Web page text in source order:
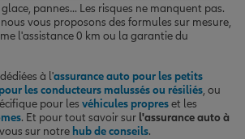
pannes... Les risques ne manquent pas.
vous proposons des formules sur mesure,
l'assistance 0 km ou la garantie du
à l'assurance auto pour les petits
les conducteurs malussés ou résiliés, ou
pour les véhicules propreset les
. Et pour tout savoir sur l'assurance auto à
sur notre hub de conseils.